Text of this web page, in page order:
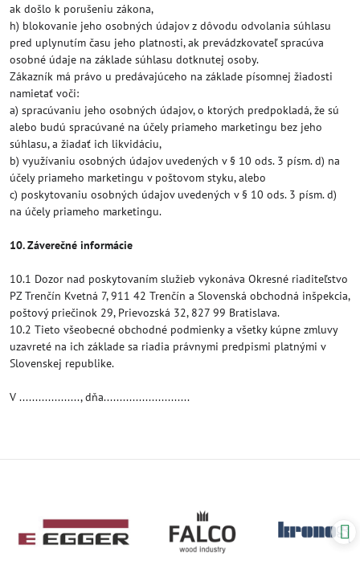
ak došlo k porušeniu zákona,
h) blokovanie jeho osobných údajov z dôvodu odvolania súhlasu
pred uplynutím času jeho platnosti, ak prevádzkovateľ spracúva
osobné údaje na základe súhlasu dotknutej osoby.
Zákazník má právo u predávajúceho na základe písomnej žiadosti
namietať voči:
a) spracúvaniu jeho osobných údajov, o ktorých predpokladá, že sú
alebo budú spracúvané na účely priameho marketingu bez jeho
súhlasu, a žiadať ich likvidáciu,
b) využívaniu osobných údajov uvedených v § 10 ods. 3 písm. d) na
účely priameho marketingu v poštovom styku, alebo
c) poskytovaniu osobných údajov uvedených v § 10 ods. 3 písm. d)
na účely priameho marketingu.
10. Záverečné informácie
10.1 Dozor nad poskytovaním služieb vykonáva Okresné riaditeľstvo
PZ Trenčín Kvetná 7, 911 42 Trenčín a Slovenská obchodná inšpekcia,
poštový priečinok 29, Prievozská 32, 827 99 Bratislava.
10.2 Tieto všeobecné obchodné podmienky a všetky kúpne zmluvy
uzavreté na ich základe sa riadia právnymi predpismi platnými v
Slovenskej republike.
V ..................., dňa...........................